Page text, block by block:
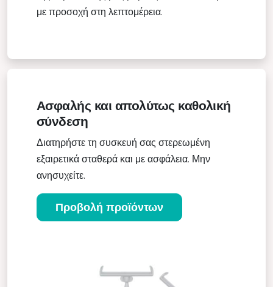
με προσοχή στη λεπτομέρεια.
Ασφαλής και απολύτως καθολική
σύνδεση
Διατηρήστε τη συσκευή σας στερεωμένη
εξαιρετικά σταθερά και με ασφάλεια. Μην
ανησυχείτε.
Προβολή προϊόντων